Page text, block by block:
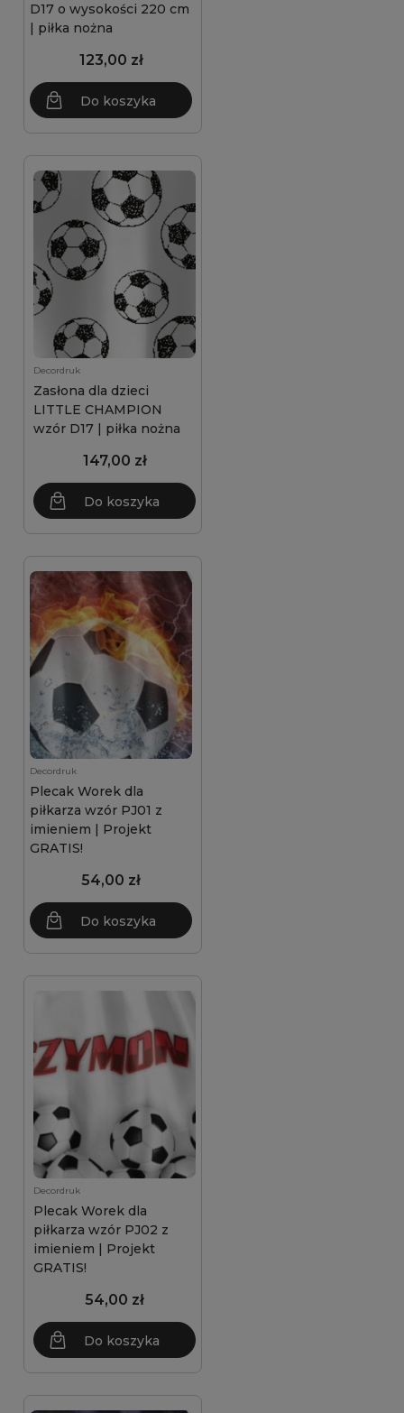
D17 o wysokości 220 cm
| piłka nożna
123,00 zł
Do koszyka
Decordruk
Zasłona dla dzieci
LITTLE CHAMPION
wzór D17 | piłka nożna
147,00 zł
Do koszyka
Decordruk
Plecak Worek dla
piłkarza wzór PJ01 z
imieniem | Projekt
GRATIS!
54,00 zł
Do koszyka
Decordruk
Plecak Worek dla
piłkarza wzór PJ02 z
imieniem | Projekt
GRATIS!
54,00 zł
Do koszyka